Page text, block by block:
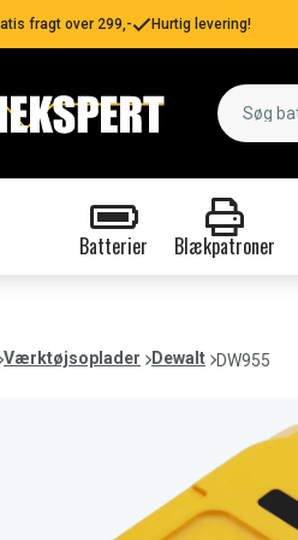
fragt over 299,- Hurtig levering!
Batterier Blækpatroner
Værktøjsoplader Dewalt DW955